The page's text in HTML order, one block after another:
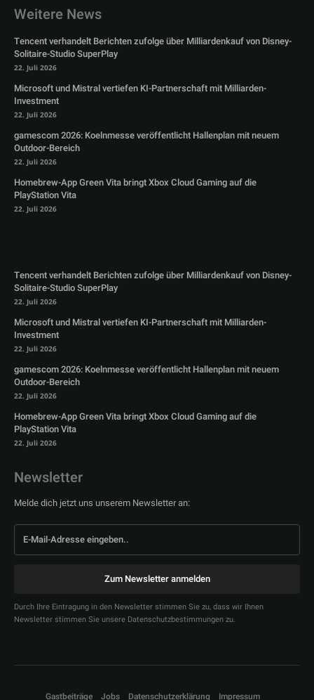
Weitere News
Tencent verhandelt Berichten zufolge über Milliardenkauf von Disney-
Solitaire-Studio SuperPlay
22. Juli 2026
Microsoft und Mistral vertiefen KI-Partnerschaft mit Milliarden-
Investment
22. Juli 2026
gamescom 2026: Koelnmesse veröffentlicht Hallenplan mit neuem
Outdoor-Bereich
22. Juli 2026
Homebrew-App Green Vita bringt Xbox Cloud Gaming auf die
PlayStation Vita
22. Juli 2026
Tencent verhandelt Berichten zufolge über Milliardenkauf von Disney-
Solitaire-Studio SuperPlay
22. Juli 2026
Microsoft und Mistral vertiefen KI-Partnerschaft mit Milliarden-
Investment
22. Juli 2026
gamescom 2026: Koelnmesse veröffentlicht Hallenplan mit neuem
Outdoor-Bereich
22. Juli 2026
Homebrew-App Green Vita bringt Xbox Cloud Gaming auf die
PlayStation Vita
22. Juli 2026
Newsletter
Melde dich jetzt uns unserem Newsletter an:
Zum Newsletter anmelden
Durch Ihre Eintragung in den Newsletter stimmen Sie zu, dass wir Ihnen
Newsletter stimmen Sie unsere Datenschutzbestimmungen zu.
Gastbeiträge Jobs Datenschutzerklärung Impressum